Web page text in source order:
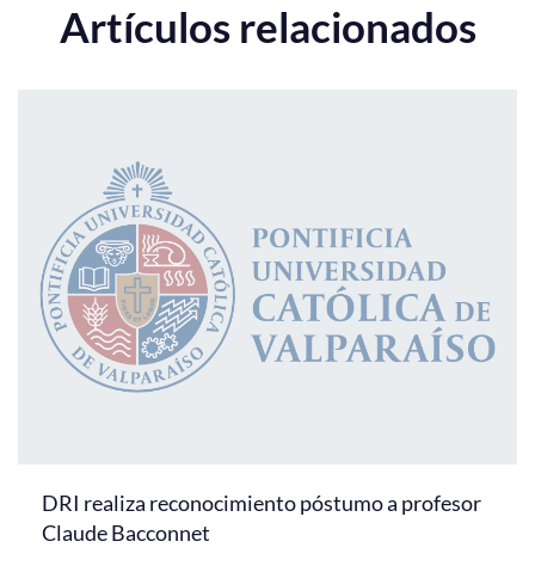
Artículos relacionados
DRI realiza reconocimiento póstumo a profesor
Claude Bacconnet